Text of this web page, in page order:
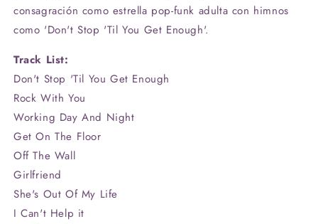
consagración como estrella pop-funk adulta con himnos
como 'Don't Stop 'Til You Get Enough'.
Track List:
Don't Stop 'Til You Get Enough
Rock With You
Working Day And Night
Get On The Floor
Off The Wall
Girlfriend
She's Out Of My Life
I Can't Help it